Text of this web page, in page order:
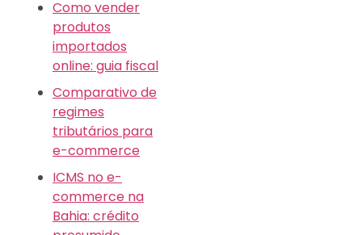
Como vender
produtos
importados
online: guia fiscal
Comparativo de
regimes
tributários para
e-commerce
ICMS no e-
commerce na
Bahia: crédito